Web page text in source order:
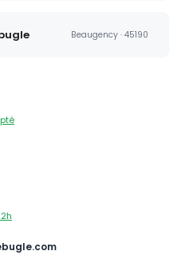
Beaugency · 45190